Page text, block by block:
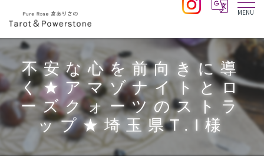
不安な心を前向きに導
く★アマゾナイトとロ
ーズクォーツのストラ
ップ★埼玉県T.I様